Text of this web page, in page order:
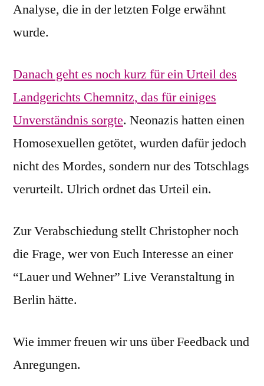
Analyse, die in der letzten Folge erwähnt
wurde.
Danach geht es noch kurz für ein Urteil des
Landgerichts Chemnitz, das für einiges
Unverständnis sorgte. Neonazis hatten einen
Homosexuellen getötet, wurden dafür jedoch
nicht des Mordes, sondern nur des Totschlags
verurteilt. Ulrich ordnet das Urteil ein.
Zur Verabschiedung stellt Christopher noch
die Frage, wer von Euch Interesse an einer
“Lauer und Wehner” Live Veranstaltung in
Berlin hätte.
Wie immer freuen wir uns über Feedback und
Anregungen.